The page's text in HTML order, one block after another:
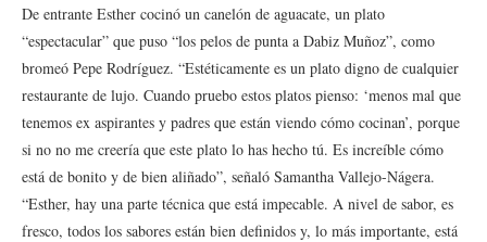
De entrante Esther cocinó un canelón de aguacate, un plato
“espectacular” que puso “los pelos de punta a Dabiz Muñoz”, como
bromeó Pepe Rodríguez. “Estéticamente es un plato digno de cualquier
restaurante de lujo. Cuando pruebo estos platos pienso: ‘menos mal que
tenemos ex aspirantes y padres que están viendo cómo cocinan’, porque
si no no me creería que este plato lo has hecho tú. Es increíble cómo
está de bonito y de bien aliñado”, señaló Samantha Vallejo-Nágera.
“Esther, hay una parte técnica que está impecable. A nivel de sabor, es
fresco, todos los sabores están bien definidos y, lo más importante, está